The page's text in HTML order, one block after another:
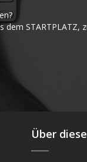
STARTPLATZ,
Über